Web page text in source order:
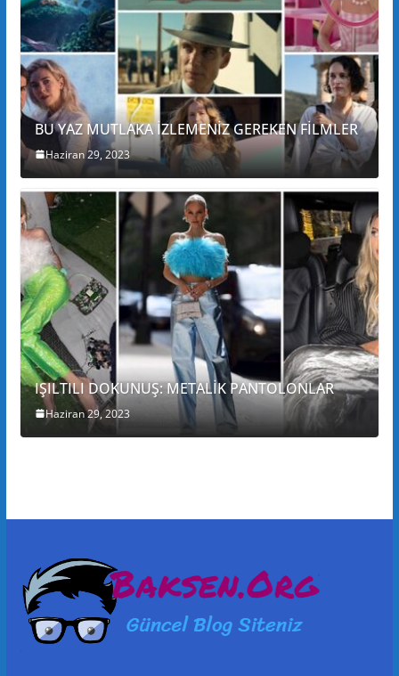
BU YAZ MUTLAKA İZLEMENİZ GEREKEN FİLMLER
Haziran 29, 2023
IŞILTILI DOKUNUŞ: METALİK PANTOLONLAR
Haziran 29, 2023